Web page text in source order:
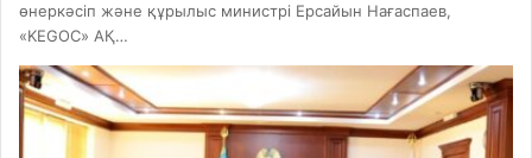
өнеркәсіп және құрылыс министрі Ерсайын Нағаспаев,
«KEGOC» АҚ…